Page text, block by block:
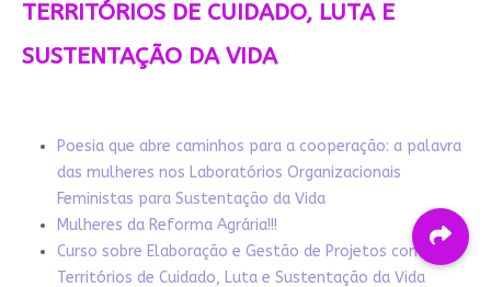
TERRITÓRIOS DE CUIDADO, LUTA E
SUSTENTAÇÃO DA VIDA
Poesia que abre caminhos para a cooperação: a palavra
das mulheres nos Laboratórios Organizacionais
Feministas para Sustentação da Vida
Mulheres da Reforma Agrária!!!
Curso sobre Elaboração e Gestão de Projetos com
Territórios de Cuidado, Luta e Sustentação da Vida